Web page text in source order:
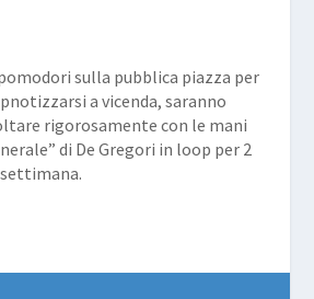
sulla pubblica piazza per
a vicenda, saranno
rigorosamente con le mani
di De Gregori in loop per 2